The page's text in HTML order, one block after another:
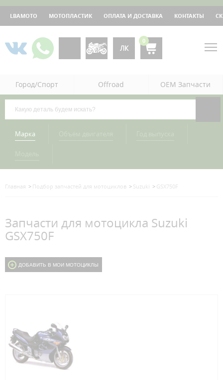
LBAMOTO МОТОПЛАСТИК ОПЛАТА И ДОСТАВКА КОНТАКТЫ
ЛК
0
Город/Спорт Offroad OEM Запчасти
Марка
Главная Подбор запчастей для мотоциклов Suzuki GSX750F
Запчасти для мотоцикла Suzuki
GSX750F
ДОБАВИТЬ В МОИ МОТОЦИКЛЫ